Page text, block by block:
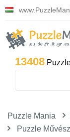
13408
Puzzle Mania
Puzzle